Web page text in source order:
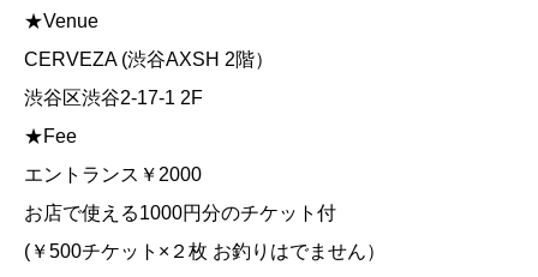
★Venue
CERVEZA (渋谷AXSH 2階）
渋谷区渋谷2-17-1 2F
★Fee
エントランス￥2000
お店で使える1000円分のチケット付
(￥500チケット×２枚 お釣りはでません）